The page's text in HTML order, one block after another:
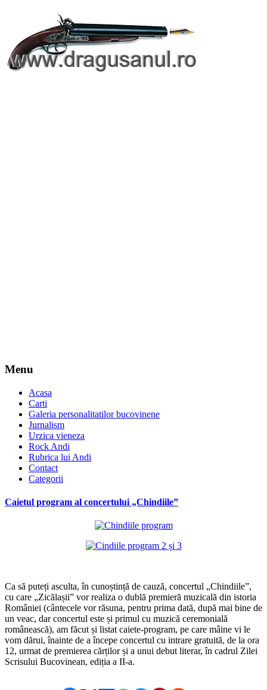
Menu
Acasa
Carti
Galeria personalitatilor bucovinene
Jurnalism
Urzica vieneza
Rock Andi
Rubrica lui Andi
Contact
Categorii
Caietul program al concertului „Chindiile”
Ca să puteți asculta, în cunoștință de cauză, concertul „Chindiile”,
cu care „Zicălașii” vor realiza o dublă premieră muzicală din istoria
României (cântecele vor răsuna, pentru prima dată, după mai bine de
un veac, dar concertul este și primul cu muzică ceremonială
românească), am făcut și listat caiete-program, pe care mâine vi le
vom dărui, înainte de a începe concertul cu intrare gratuită, de la ora
12, urmat de premierea cărților și a unui debut literar, în cadrul Zilei
Scrisului Bucovinean, ediția a II-a.